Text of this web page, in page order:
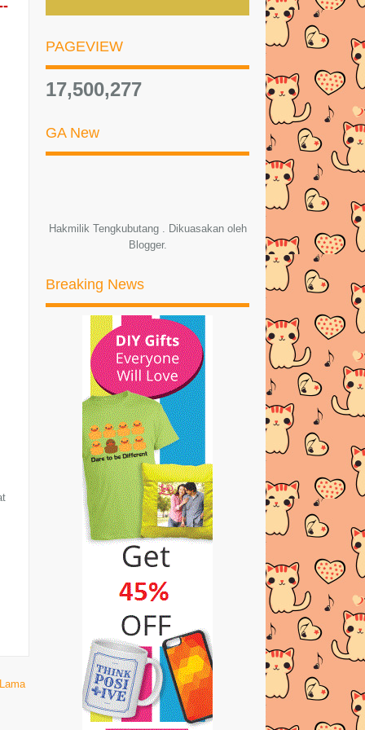
AZLINDAALIN.COM !! DAPAT ...
RESEPI SAMBAL TUMIS IKAN
Masalah Office Aku | Luahan Hati
DOA HARIAN RAMADHAN | HARI
KELIMA
KEEMPAT
DENGAN DELUXE NAIL CLIPP...
RESEPI NASI AYAM MUDAH DAN
SEDAP!
DOA HARIAN RAMADHAN | HARI
KETIGA
DOA HARIAN RAMADHAN | HARI
KEDUA
DOA HARIAN RAMADHAN | HARI
PERTAMA
CONTEST OLDTOWN RIANG RAYA
DAN MENANG 2017
DOA MENYAMBUT BULAN
RAMADHAN
SELAMAT DATANG YA RAMADHAN
5 RESEPI UDANG MUDAH DAN
SEDAP!
RESEPI PUDING ROTI YANG
SEDAP DAN MUDAH!
OMAR DAN HANA SIRI ANIMASI
TERBARU DARI DIGITAL DU...
PAGEVIEW
17,500,277
GA New
Hakmilik Tengkubutang . Dikuasakan oleh
Blogger.
Breaking News